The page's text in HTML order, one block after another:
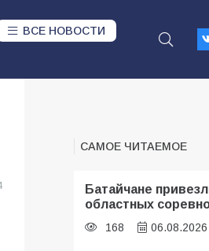
ВСЕ НОВОСТИ
САМОЕ ЧИТАЕМОЕ
Батайчане
областных
168 06.08.2026